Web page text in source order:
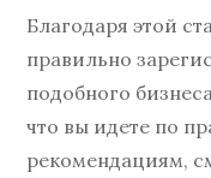
Благодаря этой
правильно
подобного
что вы идете по
рекомендациям,